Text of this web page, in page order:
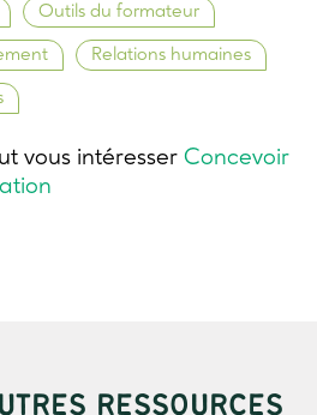
Outils du formateur
Relations humaines
vous intéresser Concevoir
RESSOURCES